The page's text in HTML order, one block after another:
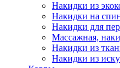
Накидки из
Накидки на
Накидки для
Массажная,
Накидки из
Накидки из